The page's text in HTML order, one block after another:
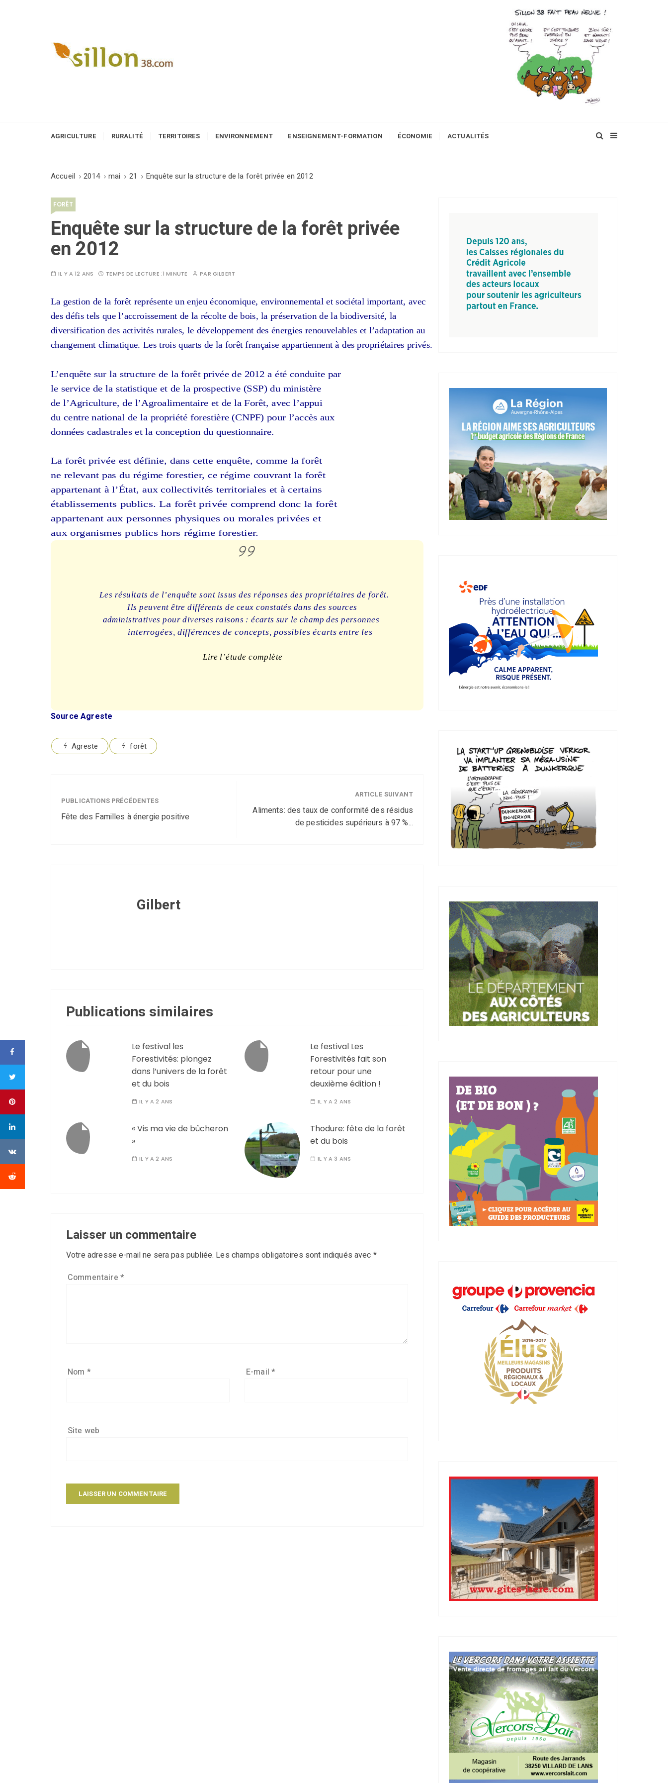
AGRICULTURE RURALITÉ TERRITOIRES ENVIRONNEMENT ENSEIGNEMENT-FORMATION ÉCONOMIE ACTUALITÉS
Accueil 2014 mai 21 Enquête sur la structure de la forêt privée en 2012
FORÊT
Enquête sur la structure de la forêt privée
en 2012
IL Y A 12 ANS TEMPS DE LECTURE :1 MINUTE PAR GILBERT
La gestion de la forêt représente un enjeu économique, environnemental et sociétal important, avec
des défis tels que l’accroissement de la récolte de bois, la préservation de la biodiversité, la
diversification des activités rurales, le développement des énergies renouvelables et l’adaptation au
changement climatique. Les trois quarts de la forêt française appartiennent à des propriétaires privés.
L’enquête sur la structure de la forêt privée de 2012 a été conduite par
le service de la statistique et de la prospective (SSP) du ministère
de l’Agriculture, de l’Agroalimentaire et de la Forêt, avec l’appui
du centre national de la propriétéforestière (CNPF) pour l’accès aux
données cadastrales et la conception du questionnaire.
La forêt privée est définie, dans cette enquête, comme la forêt
ne relevant pas du régime forestier, ce régime couvrant la forêt
appartenant à l’État, aux collectivités territoriales et à certains
établissements publics. La forêt privée comprend donc la forêt
appartenant aux personnes physiques ou morales privées et
aux organismes publics hors régime forestier.
Les résultats de l’enquête sont issus des réponses des propriétaires de forêt.
Ils peuvent être différents de ceux constatés dans des sources
administratives pour diverses raisons : écarts sur le champ des personnes
interrogées, différences de concepts, possibles écarts entre les
Lire l’étude complète
Source Agreste
Agreste forêt
PUBLICATIONS PRÉCÉDENTES
Fête des Familles à énergie positive
ARTICLE SUIVANT
Aliments: des taux de conformité des résidus
de pesticides supérieurs à 97 %...
Gilbert
Publications similaires
Le festival les
Forestivités: plongez
dans l’univers de la forêt
et du bois
IL Y A 2 ANS
Le festival Les
Forestivités fait son
retour pour une
deuxième édition !
IL Y A 2 ANS
« Vis ma vie de bûcheron
»
IL Y A 2 ANS
Thodure: fête de la forêt
et du bois
IL Y A 3 ANS
Laisser un commentaire
Votre adresse e-mail ne sera pas publiée. Les champs obligatoires sont indiqués avec *
Commentaire *
Nom * E-mail*
Site web